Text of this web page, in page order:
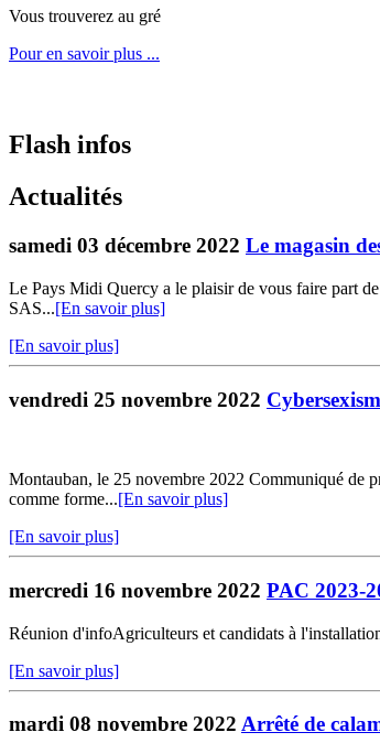
Vous trouverez au gré
Pour en savoir plus ...
Flash infos
Actualités
samedi 03 décembre 2022 Le magasin
Le Pays Midi Quercy a le plaisir de vous faire part
SAS...[En savoir plus]
[En savoir plus]
vendredi 25 novembre 2022
Montauban, le 25 novembre 2022 Communiqué de
comme forme...[En savoir plus]
[En savoir plus]
mercredi 16 novembre 2022 PAC 2023-
Réunion d'infoAgriculteurs et candidats à
[En savoir plus]
mardi 08 novembre 2022 Arrêté de